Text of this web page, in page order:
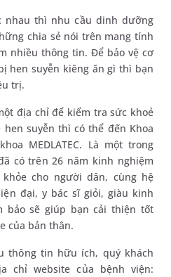
nhau thì nhu cầu dinh dưỡng
chia sẻ nói trên mang tính
nhiều thông tin. Để bảo vệ cơ
hen suyễn kiêng ăn gì thì bạn
trị.
địa chỉ để kiểm tra sức khoẻ
suyễn thì có thể đến Khoa
MEDLATEC. Là một trong
có trên 26 năm kinh nghiệm
cho người dân, cùng hệ
đại, y bác sĩ giỏi, giàu kinh
bảo sẽ giúp bạn cải thiện tốt
của bản thân.
thông tin hữu ích, quý khách
chỉ website của bệnh viện: